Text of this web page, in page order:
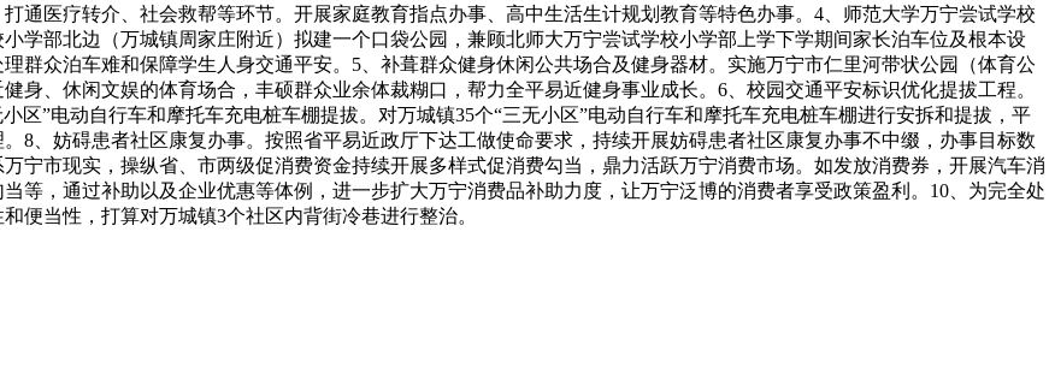
通医疗转介、社会救帮等环节。开展家庭教育指点办事、高中生活生计规划教育等特色办事。4、师范大学万宁尝试学校
学部北边（万城镇周家庄附近）拟建一个口袋公园，兼顾北师大万宁尝试学校小学部上学下学期间家长泊车位及根本设
群众泊车难和保障学生人身交通平安。5、补葺群众健身休闲公共场合及健身器材。实施万宁市仁里河带状公园（体育公
身、休闲文娱的体育场合，丰硕群众业余体裁糊口，帮力全平易近健身事业成长。6、校园交通平安标识优化提拔工程。
区”电动自行车和摩托车充电桩车棚提拔。对万城镇35个“三无小区”电动自行车和摩托车充电桩车棚进行安拆和提拔，平
8、妨碍患者社区康复办事。按照省平易近政厅下达工做使命要求，持续开展妨碍患者社区康复办事不中缀，办事目标数
宁市现实，操纵省、市两级促消费资金持续开展多样式促消费勾当，鼎力活跃万宁消费市场。如发放消费券，开展汽车消
等，通过补助以及企业优惠等体例，进一步扩大万宁消费品补助力度，让万宁泛博的消费者享受政策盈利。10、为完全处
便当性，打算对万城镇3个社区内背街冷巷进行整治。